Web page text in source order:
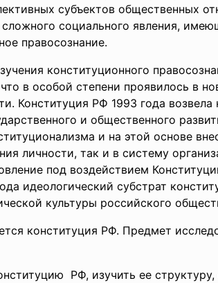
субъектов общественных
социального явления,
правосознание.
конституционного
в особой степени проявилось в
Конституция РФ 1993 года
и общественного
и на этой основе
личности, так и в систему
под воздействием
идеологический субстрат
культуры российского
конституция РФ. Предмет
РФ, изучить ее